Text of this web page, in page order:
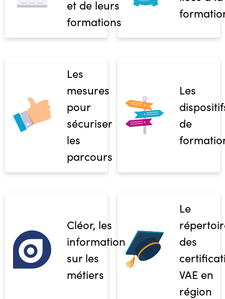
et de leurs
formations
Les
mesures
pour
sécuriser
les
parcours
Les
de
Cléor, les
informations
sur les
métiers
Le
des
VAE en
région